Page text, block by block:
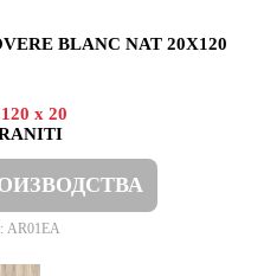
BLANC NAT 20X120
120 x 20
AR01EA